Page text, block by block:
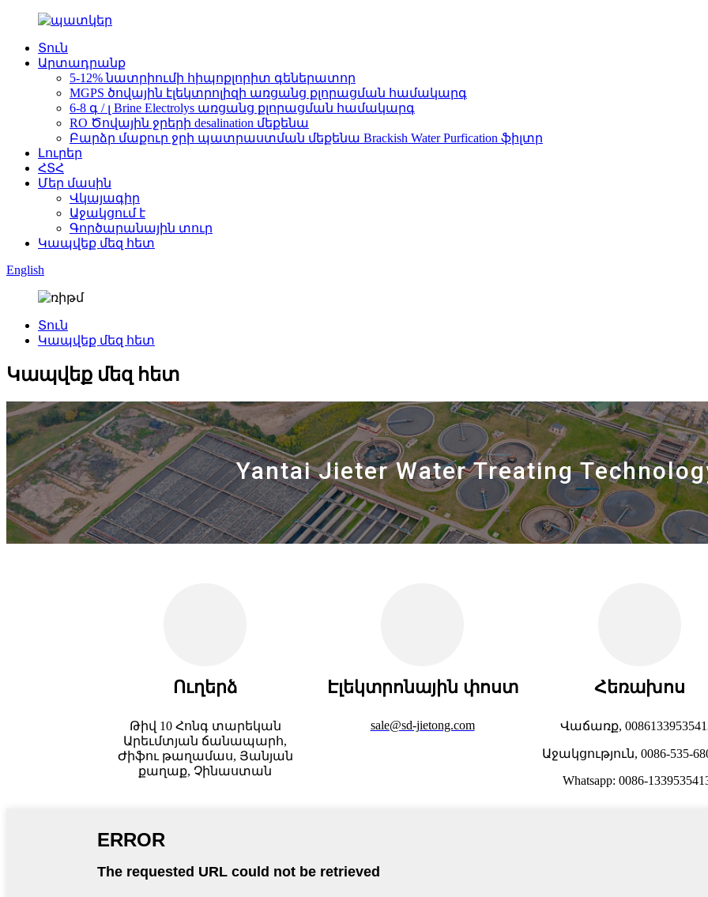
Տուն
Արտադրանք
5-12% նատրիումի հիպոքլորիտ գեներատոր
MGPS ծովային էլեկտրոլիզի առցանց քլորացման համակարգ
6-8 գ / լ Brine Electrolys առցանց քլորացման համակարգ
RO Ծովային ջրերի desalination մեքենա
Բարձր մաքուր ջրի պատրաստման մեքենա Brackish Water Purfication ֆիլտր
Լուրեր
ՀՏՀ
Մեր մասին
Վկայագիր
Աջակցում է
Գործարանային տուր
Կապվեք մեզ հետ
English
Տուն
Կապվեք մեզ հետ
Կապվեք մեզ հետ
Yantai Jieter Water Treating
Ուղերձ
Թիվ 10 Հոնգ տարեկան
Արեւմտյան ճանապարհ,
Ժիֆու թաղամաս, Յանյան
քաղաք, Չինաստան
Էլեկտրոնային փոստ
sale@sd-jietong.com
Հեռախոս
Վաճառք,
Աջակցություն, 0086-535-
Whatsapp: 0086-